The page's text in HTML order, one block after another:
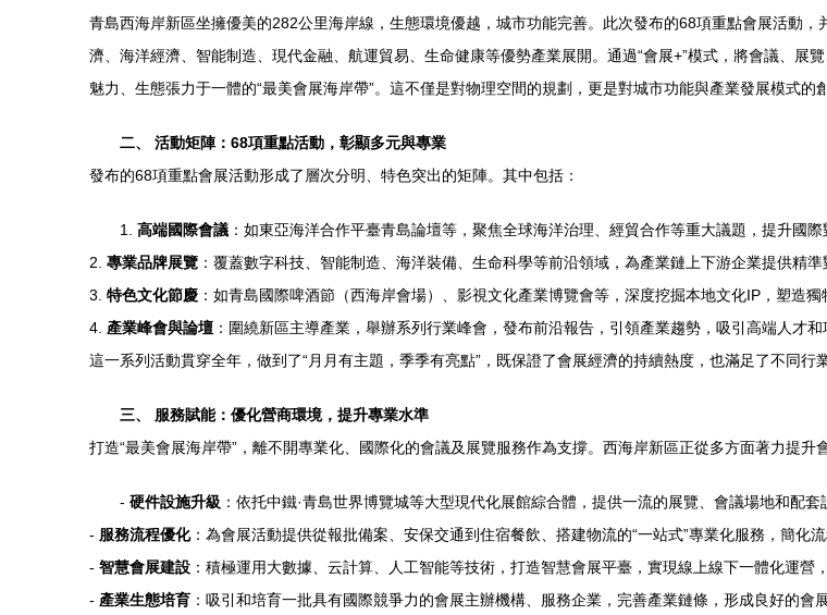
青島西海岸新區坐擁優美的282公里海岸線，生態環境優越，城市功能完善。此次發布的68項重點會展活動
濟、海洋經濟、智能制造、現代金融、航運貿易、生命健康等優勢產業展開。通過“會展+”模式，將會議、
魅力、生態張力于一體的“最美會展海岸帶”。這不僅是對物理空間的規劃，更是對城市功能與產業發展模式
二、 活動矩陣：68項重點活動，彰顯多元與專業
發布的68項重點會展活動形成了層次分明、特色突出的矩陣。其中包括：
1. 高端國際會議 ：如東亞海洋合作平臺青島論壇等，聚焦全球海洋治理、經貿合作等重大議題，提升國際
2. 專業品牌展覽 ：覆蓋數字科技、智能制造、海洋裝備、生命科學等前沿領域，為產業鏈上下游企業提供精
3. 特色文化節慶 ：如青島國際啤酒節（西海岸會場）、影視文化產業博覽會等，深度挖掘本地文化IP，塑造
4. 產業峰會與論壇 ：圍繞新區主導產業，舉辦系列行業峰會，發布前沿報告，引領產業趨勢，吸引高端人才和
這一系列活動貫穿全年，做到了“月月有主題，季季有亮點”，既保證了會展經濟的持續熱度，也滿足了不同行
三、 服務賦能：優化營商環境，提升專業水準
打造“最美會展海岸帶”，離不開專業化、國際化的會議及展覽服務作為支撐。西海岸新區正從多方面著力提升
- 硬件設施升級 ：依托中鐵·青島世界博覽城等大型現代化展館綜合體，提供一流的展覽、會議場地和配套
- 服務流程優化：為會展活動提供從報批備案、安保交通到住宿餐飲、搭建物流的“一站式”專業化服務，簡化流
- 智慧會展建設 ：積極運用大數據、云計算、人工智能等技術，打造智慧會展平臺，實現線上線下一體化運營
- 產業生態培育 ：吸引和培育一批具有國際競爭力的會展主辦機構、服務企業，完善產業鏈條，形成良好的會